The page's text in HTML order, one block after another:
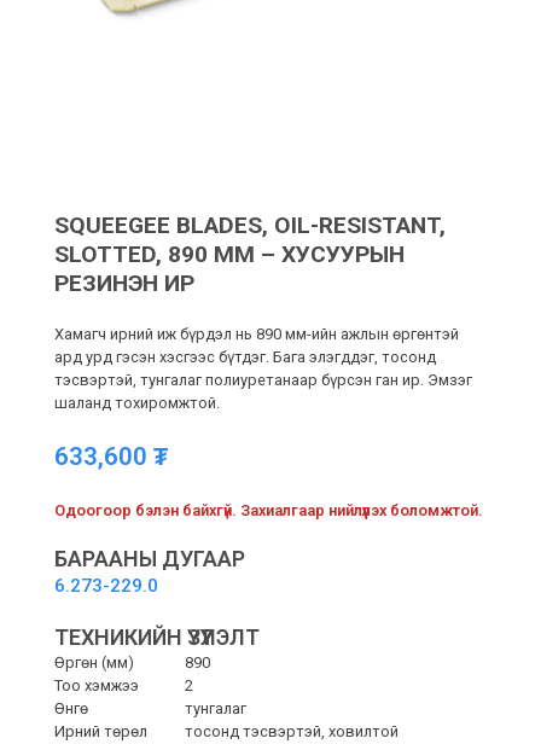
SQUEEGEE BLADES, OIL-RESISTANT,
SLOTTED, 890 MM – ХУСУУРЫН
РЕЗИНЭН ИР
Хамагч ирний иж бүрдэл нь 890 мм-ийн ажлын өргөнтэй
ард урд гэсэн хэсгээс бүтдэг. Бага элэгддэг, тосонд
тэсвэртэй, тунгалаг полиуретанаар бүрсэн ган ир. Эмзэг
шаланд тохиромжтой.
633,600 ₮
Одоогоор бэлэн байхгүй. Захиалгаар нийлүүлэх боломжтой.
БАРААНЫ ДУГААР
6.273-229.0
ТЕХНИКИЙН ҮЗҮҮЛЭЛТ
Өргөн (мм)
890
Тоо хэмжээ
2
Өнгө
тунгалаг
Ирний төрөл
тосонд тэсвэртэй, ховилтой